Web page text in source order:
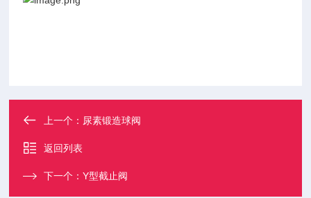
上一个： 尿素锻造球阀
返回列表
下一个：Y型截止阀